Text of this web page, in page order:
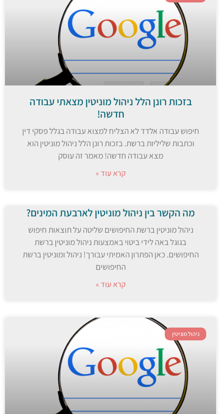
בזכות רונן הלל ניהול מוניטין מצאתי עבודה
חדשה!
חיפוש עבודה אלדד לא הצליח למצוא עבודה בגלל פסקי דין
וכתבות שליליות ברשת. בזכות רונן הלל ניהול מוניטין הוא
מצא עבודה חדשה! מאמר זה עוסק
קרא עוד »
מה הקשר בין ניהול מוניטין לארבעת המינים?
ניהול מוניטין ברשת החיפושים שליטה על תוצאות חיפוש
בגוגל באה לידי ביטוי באמצעות ניהול מוניטין ברשת
החיפושים. כאן הפתרון האמיתי עבורך! ניהול ומוניטין ברשת
החיפושים
קרא עוד »
ניהול מוניטין